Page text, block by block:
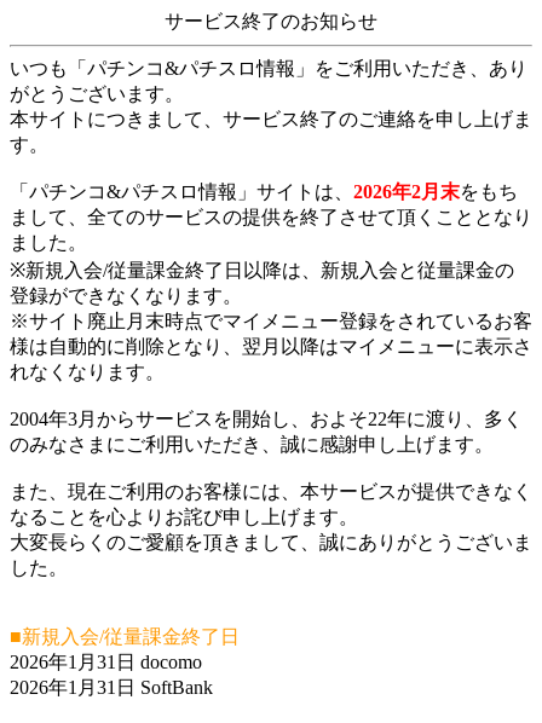
サービス終了のお知らせ
いつも「パチンコ&パチスロ情報」をご利用いただき、あり
がとうございます。
本サイトにつきまして、サービス終了のご連絡を申し上げま
す。
「パチンコ&パチスロ情報」サイトは、 2026年2月末をもち
まして、全てのサービスの提供を終了させて頂くこととなり
ました。
※新規入会/従量課金終了日以降は、新規入会と従量課金の
登録ができなくなります。
※サイト廃止月末時点でマイメニュー登録をされているお客
様は自動的に削除となり、翌月以降はマイメニューに表示さ
れなくなります。
2004年3月からサービスを開始し、およそ22年に渡り、多く
のみなさまにご利用いただき、誠に感謝申し上げます。
また、現在ご利用のお客様には、本サービスが提供できなく
なることを心よりお詫び申し上げます。
大変長らくのご愛顧を頂きまして、誠にありがとうございま
した。
■新規入会/従量課金終了日
2026年1月31日 docomo
2026年1月31日 SoftBank